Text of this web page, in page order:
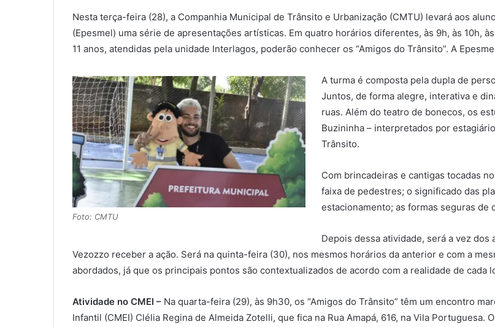
Nesta terça-feira (28), a Companhia Municipal de Trânsito e Urbanização (CMTU) levará aos
(Epesmel) uma série de apresentações artísticas. Em quatro horários diferentes, às 9h, às 10h,
11 anos, atendidas pela unidade Interlagos, poderão conhecer os “Amigos do Trânsito”. A
Foto: CMTU
A turma é composta pela dupla de
Juntos, de forma alegre, interativa e
ruas. Além do teatro de bonecos, os
Buzininha – interpretados por
Trânsito.
Com brincadeiras e cantigas tocadas
faixa de pedestres; o significado das
estacionamento; as formas seguras de
Depois dessa atividade, será a vez dos
Vezozzo receber a ação. Será na quinta-feira (30), nos mesmos horários da anterior e com a
abordados, já que os principais pontos são contextualizados de acordo com a realidade de cada
Atividade no CMEI – Na quarta-feira (29), às 9h30, os “Amigos do Trânsito” têm um encontro
Infantil (CMEI) Clélia Regina de Almeida Zotelli, que fica na Rua Amapá, 616, na Vila Portuguesa.
COMPARTILHAMENTOS